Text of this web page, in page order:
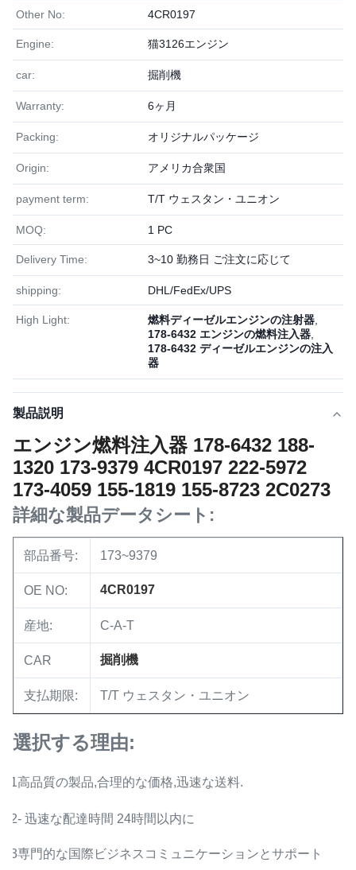
Other No: 4CR0197
Engine: 猫3126エンジン
car: 掘削機
Warranty: 6ヶ月
Packing: オリジナルパッケージ
Origin: アメリカ合衆国
payment term: T/T ウェスタン・ユニオン
MOQ: 1 PC
Delivery Time: 3~10 勤務日 ご注文に応じて
shipping: DHL/FedEx/UPS
High Light: 燃料ディーゼルエンジンの注射器
178-6432 エンジンの燃料注入器
178-6432 ディーゼルエンジンの注入
器
製品説明
エンジン燃料注入器 178-6432 188-
1320 173-9379 4CR0197 222-5972
173-4059 155-1819 155-8723 2C0273
詳細な製品データシート:
部品番号: 173~9379
OE NO: 4CR0197
産地: C-A-T
CAR 掘削機
支払期限: T/T ウェスタン・ユニオン
選択する理由:
1高品質の製品,合理的な価格,迅速な送料.
2- 迅速な配達時間 24時間以内に
3専門的な国際ビジネスコミュニケーションとサポート